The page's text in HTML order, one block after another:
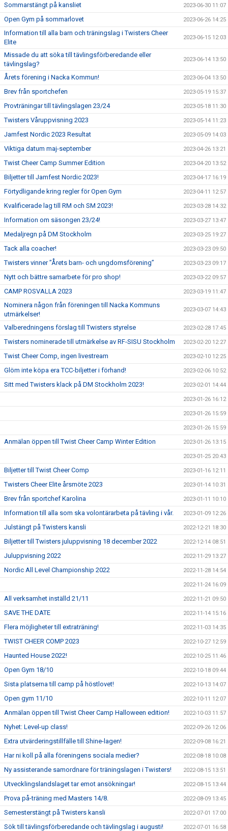
Sommarstängt på kansliet 2023-06-30 11:07
Open Gym på sommarlovet 2023-06-26 14:25
Information till alla barn och träningslag i Twisters Cheer
Elite
2023-06-15 12:03
Missade du att söka till tävlingsförberedande eller
tävlingslag?
2023-06-14 13:50
Årets förening i Nacka Kommun! 2023-06-04 13:50
Brev från sportchefen 2023-05-19 15:37
Provträningar till tävlingslagen 23/24 2023-05-18 11:30
Twisters Våruppvisning 2023 2023-05-14 11:23
Jamfest Nordic 2023 Resultat 2023-05-09 14:03
Viktiga datum maj-september 2023-04-26 13:21
Twist Cheer Camp Summer Edition 2023-04-20 13:52
Biljetter till Jamfest Nordic 2023! 2023-04-17 16:19
Förtydligande kring regler för Open Gym 2023-04-11 12:57
Kvalificerade lag till RM och SM 2023! 2023-03-28 14:32
Information om säsongen 23/24! 2023-03-27 13:47
Medaljregn på DM Stockholm 2023-03-25 19:27
Tack alla coacher! 2023-03-23 09:50
Twisters vinner ”Årets barn- och ungdomsförening” 2023-03-23 09:17
Nytt och bättre samarbete för pro shop! 2023-03-22 09:57
CAMP ROSVALLA 2023 2023-03-19 11:47
Nominera någon från föreningen till Nacka Kommuns
utmärkelser!
2023-03-07 14:43
Valberedningens förslag till Twisters styrelse 2023-02-28 17:45
Twisters nominerade till utmärkelse av RF-SISU Stockholm 2023-02-20 12:27
Twist Cheer Comp, ingen livestream 2023-02-10 12:25
Glöm inte köpa era TCC-biljetter i förhand! 2023-02-06 10:52
Sitt med Twisters klack på DM Stockholm 2023! 2023-02-01 14:44
2023-01-26 16:12
2023-01-26 15:59
2023-01-26 15:59
Anmälan öppen till Twist Cheer Camp Winter Edition 2023-01-26 13:15
2023-01-25 20:43
Biljetter till Twist Cheer Comp 2023-01-16 12:11
Twisters Cheer Elite årsmöte 2023 2023-01-14 10:31
Brev från sportchef Karolina 2023-01-11 10:10
Information till alla som ska volontärarbeta på tävling i vår. 2023-01-09 12:26
Julstängt på Twisters kansli 2022-12-21 18:30
Biljetter till Twisters juluppvisning 18 december 2022 2022-12-14 08:51
Juluppvisning 2022 2022-11-29 13:27
Nordic All Level Championship 2022 2022-11-28 14:54
2022-11-24 16:09
All verksamhet inställd 21/11 2022-11-21 09:50
SAVE THE DATE 2022-11-14 15:16
Flera möjligheter till extraträning! 2022-11-03 14:35
TWIST CHEER COMP 2023 2022-10-27 12:59
Haunted House 2022! 2022-10-25 11:46
Open Gym 18/10 2022-10-18 09:44
Sista platserna till camp på höstlovet! 2022-10-13 14:07
Open gym 11/10 2022-10-11 12:07
Anmälan öppen till Twist Cheer Camp Halloween edition! 2022-10-03 11:57
Nyhet: Level-up class! 2022-09-26 12:06
Extra utvärderingstillfälle till Shine-lagen! 2022-09-08 16:21
Har ni koll på alla föreningens sociala medier? 2022-08-18 10:08
Ny assisterande samordnare för träningslagen i Twisters! 2022-08-15 13:51
Utvecklingslandslaget tar emot ansökningar! 2022-08-15 13:44
Prova på-träning med Masters 14/8. 2022-08-09 13:45
Semesterstängt på Twisters kansli 2022-07-01 17:00
Sök till tävlingsförberedande och tävlingslag i augusti! 2022-07-01 16:58